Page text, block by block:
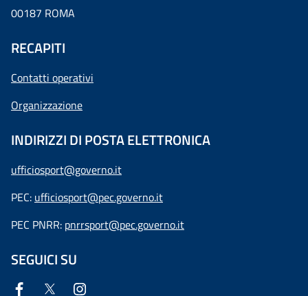
00187 ROMA
RECAPITI
Contatti operativi
Organizzazione
INDIRIZZI DI POSTA ELETTRONICA
ufficiosport@governo.it
PEC: ufficiosport@pec.governo.it
PEC PNRR: pnrrsport@pec.governo.it
SEGUICI SU